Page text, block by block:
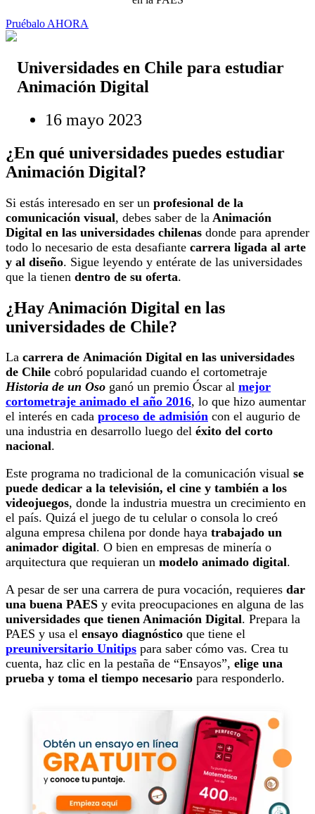
Pruébalo AHORA
Universidades en Chile para estudiar
Animación Digital
16 mayo 2023
¿En qué universidades puedes estudiar
Animación Digital?
Si estás interesado en ser un profesional de la
comunicación visual, debes saber de la Animación
Digital en las universidades chilenas donde para aprender
todo lo necesario de esta desafiante carrera ligada al arte
y al diseño. Sigue leyendo y entérate de las universidades
que la tienen dentro de su oferta.
¿Hay Animación Digital en las
universidades de Chile?
La carrera de Animación Digital en las universidades
de Chile cobró popularidad cuando el cortometraje
Historia de un Oso ganó un premio Óscar al mejor
cortometraje animado el año 2016, lo que hizo aumentar
el interés en cada proceso de admisión con el augurio de
una industria en desarrollo luego del éxito del corto
nacional.
Este programa no tradicional de la comunicación visual se
puede dedicar a la televisión, el cine y también a los
videojuegos, donde la industria muestra un crecimiento en
el país. Quizá el juego de tu celular o consola lo creó
alguna empresa chilena por donde haya trabajado un
animador digital. O bien en empresas de minería o
arquitectura que requieran un modelo animado digital.
A pesar de ser una carrera de pura vocación, requieres dar
una buena PAES y evita preocupaciones en alguna de las
universidades que tienen Animación Digital. Prepara la
PAES y usa el ensayo diagnóstico que tiene el
preuniversitario Unitips para saber cómo vas. Crea tu
cuenta, haz clic en la pestaña de “Ensayos”, elige una
prueba y toma el tiempo necesario para responderlo.